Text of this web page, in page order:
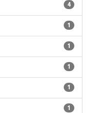
4
1
1
1
1
1